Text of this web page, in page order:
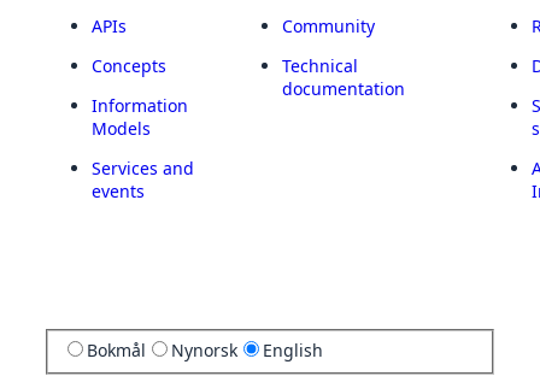
APIs
Concepts
Information
Models
Services and
events
Community
Technical
documentation
Bokmål Nynorsk English